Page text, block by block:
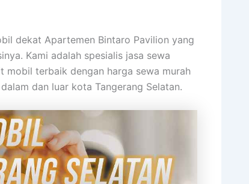
dekat Apartemen Bintaro Pavilion yang
Kami adalah spesialis jasa sewa
mobil terbaik dengan harga sewa murah
dan luar kota Tangerang Selatan.